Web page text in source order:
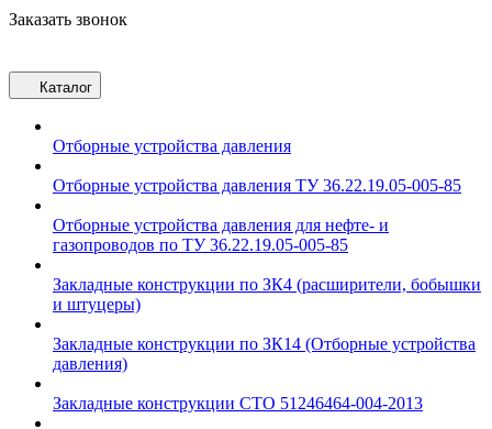
Заказать звонок
Каталог
Отборные устройства давления
Отборные устройства давления ТУ 36.22.19.05-005-85
Отборные устройства давления для нефте- и
газопроводов по ТУ 36.22.19.05-005-85
Закладные конструкции по ЗК4 (расширители, бобышки
и штуцеры)
Закладные конструкции по ЗК14 (Отборные устройства
давления)
Закладные конструкции СТО 51246464-004-2013